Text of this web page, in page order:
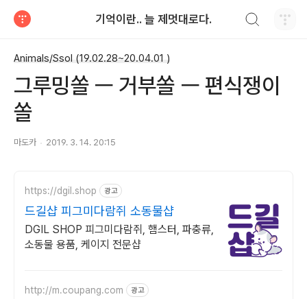
기억이란.. 늘 제멋대로다.
Animals/Ssol (19.02.28~20.04.01 )
그루밍쏠 ㅡ 거부쏠 ㅡ 편식쟁이
쏠
마도카 2019. 3. 14. 20:15
https://dgil.shop 광고
드길샵 피그미다람쥐 소동물샵
DGIL SHOP 피그미다람쥐, 햄스터, 파충류,
소동물 용품, 케이지 전문샵
http://m.coupang.com 광고